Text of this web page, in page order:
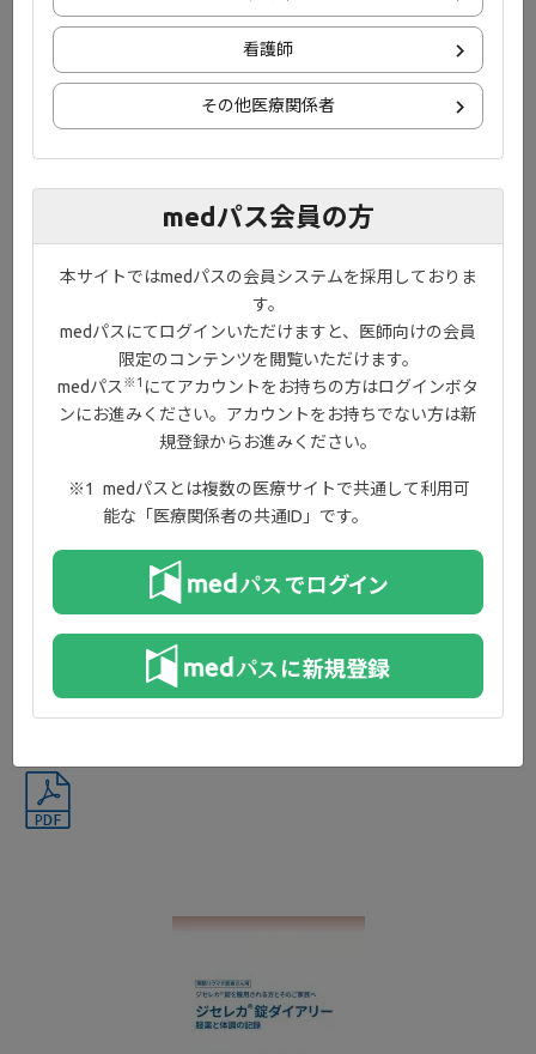
ジセレカ 錠を服用される患者さんとご家族の方に、関節リウマチ
ご注意いただきたいことについてご理解いただくための冊子で
ジセレカ ®錠携帯カード
錠を服用するにあたって、ご注意いただきたいこと、お
看護師
その他医療関係者
medパス会員の方
本サイトではmedパスの会員システムを採用しておりま
す。
medパスにてログインいただけますと、医師向けの会員
限定のコンテンツを閲覧いただけます。
medパス※1 にてアカウントをお持ちの方はログインボタ
ンにお進みください。アカウントをお持ちでない方は新
規登録からお進みください。
medパスとは複数の医療サイトで共通して利用可
能な「医療関係者の共通ID」です。